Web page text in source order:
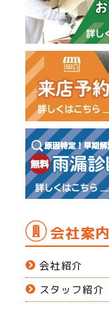
会社案内
会社紹介
スタッフ紹介